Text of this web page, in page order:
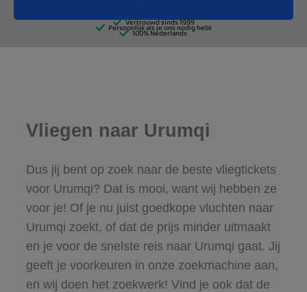
Vliegen naar Urumqi
Dus jij bent op zoek naar de beste vliegtickets
voor Urumqi? Dat is mooi, want wij hebben ze
voor je! Of je nu juist goedkope vluchten naar
Urumqi zoekt, of dat de prijs minder uitmaakt
en je voor de snelste reis naar Urumqi gaat. Jij
geeft je voorkeuren in onze zoekmachine aan,
en wij doen het zoekwerk! Vind je ook dat de